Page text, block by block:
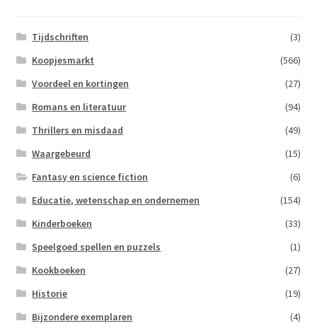
Tijdschriften
(3)
Koopjesmarkt
(566)
Voordeel en kortingen
(27)
Romans en literatuur
(94)
Thrillers en misdaad
(49)
Waargebeurd
(15)
Fantasy en science fiction
(6)
Educatie, wetenschap en ondernemen
(154)
Kinderboeken
(33)
Speelgoed spellen en puzzels
(1)
Kookboeken
(27)
Historie
(19)
Bijzondere exemplaren
(4)